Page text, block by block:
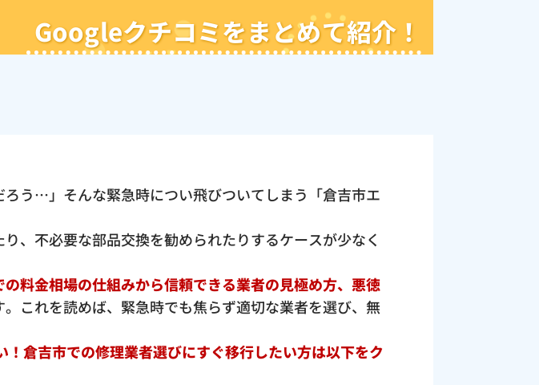
Googleクチコミをまとめて紹介！
ろう…」そんな緊急時につい飛びついてしまう「倉吉市エ
、不必要な部品交換を勧められたりするケースが少なく
の料金相場の仕組みから信頼できる業者の見極め方、悪徳
。これを読めば、緊急時でも焦らず適切な業者を選び、無
倉吉市での修理業者選びにすぐ移行したい方は以下をク